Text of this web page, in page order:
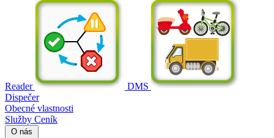
Reader
DMS
Dispečer
Obecné vlastnosti
Služby Ceník
O nás